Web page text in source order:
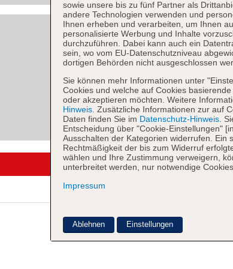
sowie unsere bis zu fünf Partner als
andere Technologien verwenden und
Ihnen erheben und verarbeiten, um Ihnen
personalisierte Werbung und Inhalte
durchzuführen. Dabei kann auch ein
sein, wo vom EU-Datenschutzniveau
dortigen Behörden nicht ausgeschlossen
Sie können mehr Informationen unter
Cookies und welche auf Cookies
oder akzeptieren möchten. Weitere
Hinweis . Zusätzliche Informationen zur auf
Daten finden Sie im Datenschutz-Hinweis .
Entscheidung über "Cookie-Einstellungen"
Ausschalten der Kategorien widerrufen. Ein
Rechtmäßigkeit der bis zum Widerruf
wählen und Ihre Zustimmung verweigern,
unterbreitet werden, nur notwendige
Impressum
Ablehnen Einstellungen